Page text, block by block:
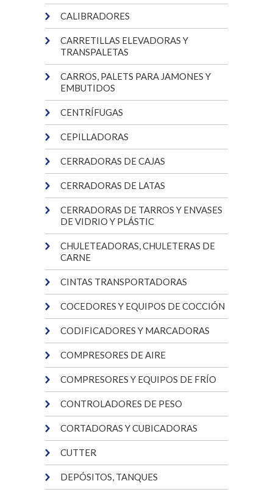
CALIBRADORES
CARRETILLAS ELEVADORAS Y
TRANSPALETAS
CARROS, PALETS PARA JAMONES Y
EMBUTIDOS
CENTRÍFUGAS
CEPILLADORAS
CERRADORAS DE CAJAS
CERRADORAS DE LATAS
CERRADORAS DE TARROS Y ENVASES
DE VIDRIO Y PLÁSTIC
CHULETEADORAS, CHULETERAS DE
CARNE
CINTAS TRANSPORTADORAS
COCEDORES Y EQUIPOS DE COCCIÓN
CODIFICADORES Y MARCADORAS
COMPRESORES DE AIRE
COMPRESORES Y EQUIPOS DE FRÍO
CONTROLADORES DE PESO
CORTADORAS Y CUBICADORAS
CUTTER
DEPÓSITOS, TANQUES